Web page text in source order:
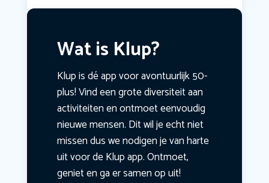
Wat is Klup?
Klup is dé app voor avontuurlijk 50-
plus! Vind een grote diversiteit aan
activiteiten en ontmoet eenvoudig
nieuwe mensen. Dit wil je echt niet
missen dus we nodigen je van harte
uit voor de Klup app. Ontmoet,
geniet en ga er samen op uit!